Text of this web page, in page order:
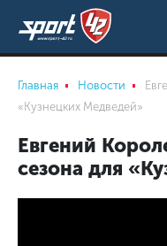
Главная Новости
«Кузнецких Медведей»
Евгений
сезона для